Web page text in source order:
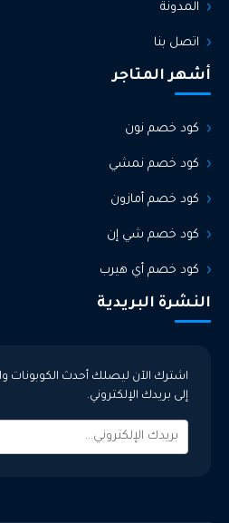
المدونة
اتصل بنا
أشهر المتاجر
كود خصم نون
كود خصم نمشي
كود خصم أمازون
كود خصم شي إن
كود خصم أي هيرب
النشرة البريدية
اشترك الآن ليصلك أحدث الكوبونات
إلى بريدك الإلكتروني.